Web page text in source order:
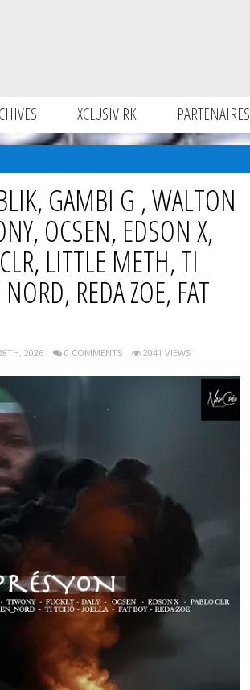
XCLUSIV RK PARTENAIRES
GAMBI G , WALTON
OCSEN, EDSON X,
LITTLE METH, TI
REDA ZOE, FAT
2026 0 COMMENTS 2041 VIEWS